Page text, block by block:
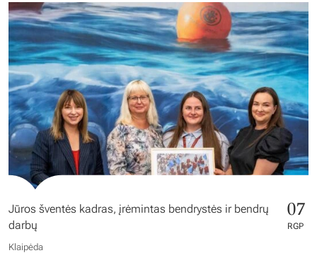
Jūros šventės kadras, įrėmintas bendrystės ir bendrų
darbų
07
RGP
Klaipėda